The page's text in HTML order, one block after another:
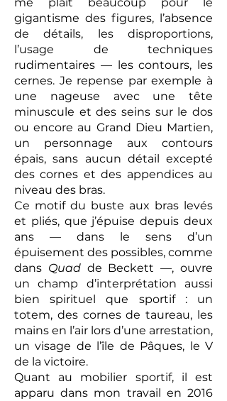
gigantisme des figures, l’absence
de détails, les disproportions,
l’usage de techniques
rudimentaires — les contours, les
cernes. Je repense par exemple à
une nageuse avec une tête
minuscule et des seins sur le dos
ou encore au Grand Dieu Martien,
un personnage aux contours
épais, sans aucun détail excepté
des cornes et des appendices au
niveau des bras.
Ce motif du buste aux bras levés
et pliés, que j’épuise depuis deux
ans — dans le sens d’un
épuisement des possibles, comme
dans Quadde Beckett —, ouvre
un champ d’interprétation aussi
bien spirituel que sportif : un
totem, des cornes de taureau, les
mains en l’air lors d’une arrestation,
un visage de l’île de Pâques, le V
de la victoire.
Quant au mobilier sportif, il est
apparu dans mon travail en 2016